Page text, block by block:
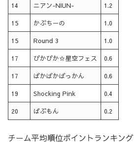
14 ニアン-NIUN- 1.2
15 かぷちーの 1.0
15 Round 3 1.0
17 ぴかぴか☆星空フェス 0.6
17 ぱかぱかぱっかん 0.6
19 Shocking Pink 0.4
20 ばぶもん 0.2
チーム平均順位ポイントランキング